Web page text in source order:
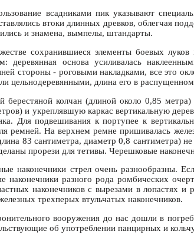
всадниками пик указывают
втоки длинных древков, облегчая
и знамена, вымпелы, штандарты.
сохранившиеся элементы боевых
деревянная основа усиливалась
стороны - роговыми накладками, все это
цельнодеревянными, длина его в
берестяной колчан (длиной около 0,85
и укреплявшую каркас вертикальную
Для подвешивания к портупее к
ремней. На верхнем ремне пришивалась
83 сантиметра, диаметр 0,8 сантиметра)
прорези для тетивы. Черешковые
наконечники стрел очень разнообразны.
наконечники разного рода ромбических
наконечников с вырезами в лопастях
трехперых втульчатых наконечников.
вооружения до нас дошли в
об употреблении панцирных и